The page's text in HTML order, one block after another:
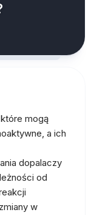
mogą
a ich
dopalaczy
od
w